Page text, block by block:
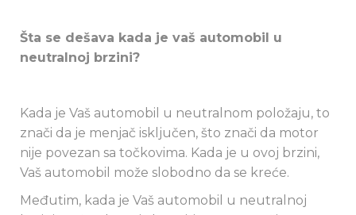
Šta se dešava kada je vaš automobil u
neutralnoj brzini?
Kada je Vaš automobil u neutralnom položaju, to
znači da je menjač isključen, što znači da motor
nije povezan sa točkovima. Kada je u ovoj brzini,
Vaš automobil može slobodno da se kreće.
Međutim, kada je Vaš automobil u neutralnoj